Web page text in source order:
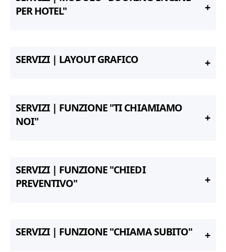
PER HOTEL"
SERVIZI | LAYOUT GRAFICO
SERVIZI | FUNZIONE "TI CHIAMIAMO
NOI"
SERVIZI | FUNZIONE "CHIEDI
PREVENTIVO"
SERVIZI | FUNZIONE "CHIAMA SUBITO"